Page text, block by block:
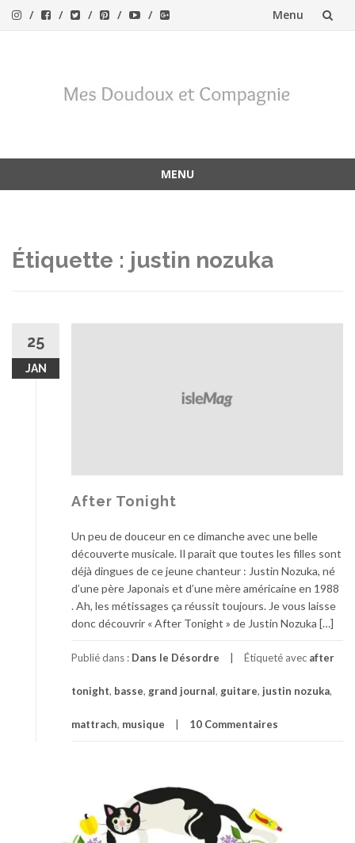
Menu
MENU
Étiquette : justin nozuka
25
JAN
After Tonight
Un peu de douceur en ce dimanche avec une belle
découverte musicale. Il parait que toutes les filles sont
déjà dingues de ce jeune chanteur : Justin Nozuka, né
d’une père Japonais et d’une mère américaine en 1988
. Ah, les métissages ça réussit toujours. Je vous laisse
donc découvrir « After Tonight » de Justin Nozuka […]
Publié dans : Dans le Désordre Étiqueté avec after
tonight, basse, grand journal, guitare, justin nozuka,
mattrach, musique 10 Commentaires